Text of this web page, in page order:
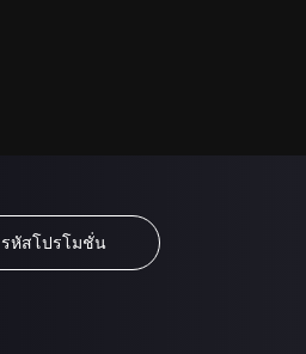
รหัสโปรโมชั่น